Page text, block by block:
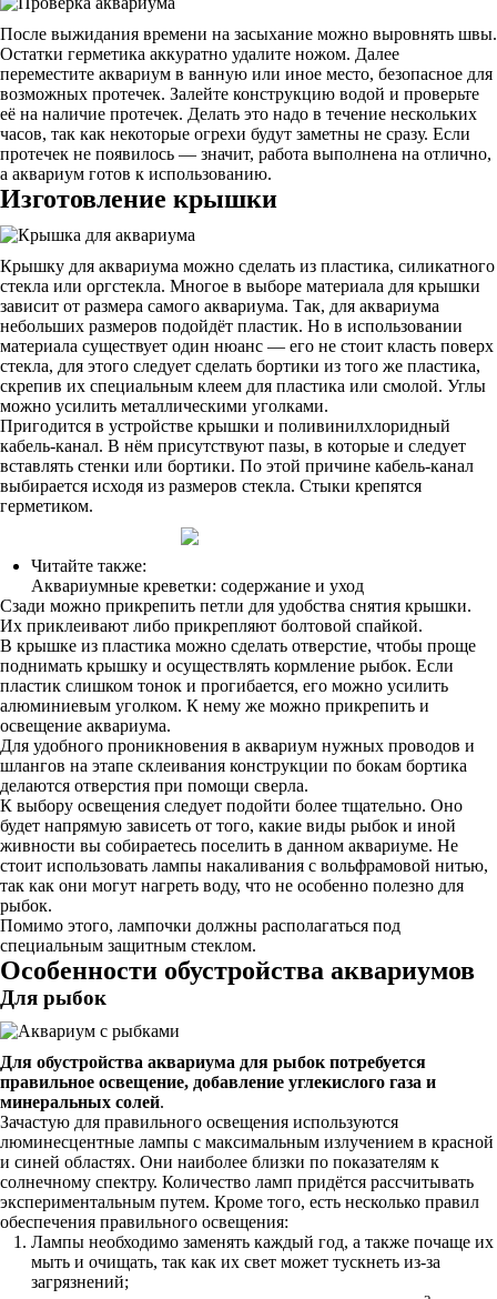
После выжидания времени на засыхание можно выровнять швы.
Остатки герметика аккуратно удалите ножом. Далее
переместите аквариум в ванную или иное место, безопасное для
возможных протечек. Залейте конструкцию водой и проверьте
её на наличие протечек. Делать это надо в течение нескольких
часов, так как некоторые огрехи будут заметны не сразу. Если
протечек не появилось — значит, работа выполнена на отлично,
а аквариум готов к использованию.
Изготовление крышки
Крышку для аквариума можно сделать из пластика, силикатного
стекла или оргстекла. Многое в выборе материала для крышки
зависит от размера самого аквариума. Так, для аквариума
небольших размеров подойдёт пластик. Но в использовании
материала существует один нюанс — его не стоит класть поверх
стекла, для этого следует сделать бортики из того же пластика,
скрепив их специальным клеем для пластика или смолой. Углы
можно усилить металлическими уголками.
Пригодится в устройстве крышки и поливинилхлоридный
кабель-канал. В нём присутствуют пазы, в которые и следует
вставлять стенки или бортики. По этой причине кабель-канал
выбирается исходя из размеров стекла. Стыки крепятся
герметиком.
Читайте также:
Аквариумные креветки: содержание и уход
Сзади можно прикрепить петли для удобства снятия крышки.
Их приклеивают либо прикрепляют болтовой спайкой.
В крышке из пластика можно сделать отверстие, чтобы проще
поднимать крышку и осуществлять кормление рыбок. Если
пластик слишком тонок и прогибается, его можно усилить
алюминиевым уголком. К нему же можно прикрепить и
освещение аквариума.
Для удобного проникновения в аквариум нужных проводов и
шлангов на этапе склеивания конструкции по бокам бортика
делаются отверстия при помощи сверла.
К выбору освещения следует подойти более тщательно. Оно
будет напрямую зависеть от того, какие виды рыбок и иной
живности вы собираетесь поселить в данном аквариуме. Не
стоит использовать лампы накаливания с вольфрамовой нитью,
так как они могут нагреть воду, что не особенно полезно для
рыбок.
Помимо этого, лампочки должны располагаться под
специальным защитным стеклом.
Особенности обустройства аквариумов
Для рыбок
Для обустройства аквариума для рыбок потребуется
правильное освещение, добавление углекислого газа и
минеральных солей.
Зачастую для правильного освещения используются
люминесцентные лампы с максимальным излучением в красной
и синей областях. Они наиболее близки по показателям к
солнечному спектру. Количество ламп придётся рассчитывать
экспериментальным путем. Кроме того, есть несколько правил
обеспечения правильного освещения:
Лампы необходимо заменять каждый год, а также почаще их
мыть и очищать, так как их свет может тускнеть из-за
загрязнений;